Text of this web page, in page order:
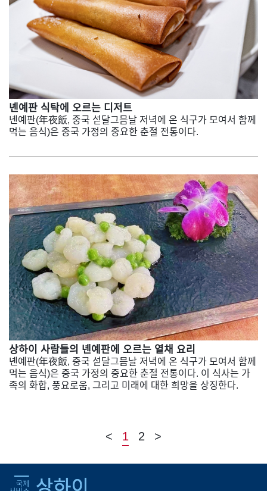
녠예판 식탁에 오르는 디저트
녠예판(年夜飯, 중국 섣달그믐날 저녁에 온 식구가 모여서 함께
먹는 음식)은 중국 가정의 중요한 춘절 전통이다.
상하이 사람들의 녠예판에 오르는 열채 요리
녠예판(年夜飯, 중국 섣달그믐날 저녁에 온 식구가 모여서 함께
먹는 음식)은 중국 가정의 중요한 춘절 전통이다. 이 식사는 가
족의 화합, 풍요로움, 그리고 미래에 대한 희망을 상징한다.
< 1 2 >